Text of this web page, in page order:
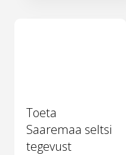
Toeta
Saaremaa seltsi
tegevust